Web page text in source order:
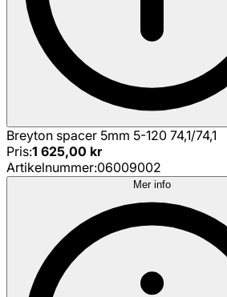
Breyton spacer 5mm 5-120 74,1/74,1
Pris:1 625,00 kr
Artikelnummer:06009002
Mer info